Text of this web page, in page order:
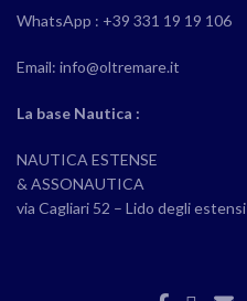
WhatsApp : +39 331 19 19 106
Email: info@oltremare.it
La base Nautica :
NAUTICA ESTENSE
& ASSONAUTICA
via Cagliari 52 – Lido degli estensi